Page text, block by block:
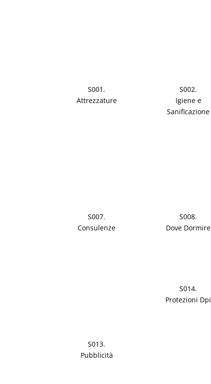
S001.
Attrezzature
S002.
Igiene e
Sanificazione
S007.
Consulenze
S008.
Dove Dormire
S013.
Pubblicità
S014.
Protezioni Dpi